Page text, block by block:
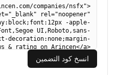
انسخ كود التضمين